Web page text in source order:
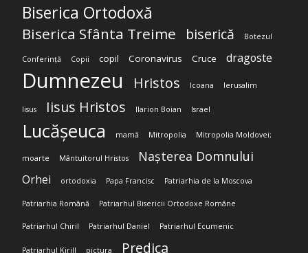
Biserica Ortodoxă
Biserica Sfânta Treime biserică Botezul
Conferință Copii copil Coronavirus Cruce dragoste
Dumnezeu Hristos Icoana Ierusalim
Iisus Iisus Hristos Ilarion Boian Israel
Lucășeuca mamă Mitropolia Mitropolia Moldovei;
moarte Mântuitorul Hristos Nașterea Domnului
Orhei ortodoxia Papa Francisc Patriarhia de la Moscova
Patriarhia Română Patriarhul Bisericii Ortodoxe Române
Patriarhul Chiril Patriarhul Daniel Patriarhul Ecumenic
Patriarhul Kirill pictura Predica